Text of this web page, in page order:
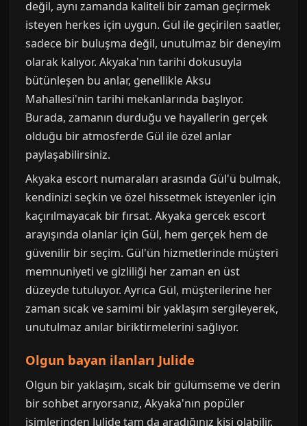
değil, aynı zamanda kaliteli bir zaman geçirmek
isteyen herkes için uygun. Gül ile geçirilen saatler,
sadece bir buluşma değil, unutulmaz bir deneyim
olarak kalıyor. Akyaka'nın tarihi dokusuyla
bütünleşen bu anlar, genellikle Aksu
Mahallesi'nin tarihi mekanlarında başlıyor.
Burada, zamanın durduğu ve hayallerin gerçek
olduğu bir atmosferde Gül ile özel anlar
paylaşabilirsiniz.
Akyaka escort numaraları arasında Gül'ü bulmak,
kendinizi seçkin ve özel hissetmek isteyenler için
kaçırılmayacak bir fırsat. Akyaka gercek escort
arayışında olanlar için Gül, hem gerçek hem de
güvenilir bir seçim. Gül'ün hizmetlerinde müşteri
memnuniyeti ve gizliliği her zaman en üst
düzeyde tutuluyor. Ayrıca Gül, müşterilerine her
zaman sıcak ve samimi bir yaklaşım sergileyerek,
unutulmaz anılar biriktirmelerini sağlıyor.
Olgun bayan ilanları Julide
Olgun bir yaklaşım, sıcak bir gülümseme ve derin
bir sohbet arıyorsanız, Akyaka'nın popüler
isimlerinden Julide tam da aradığınız kişi olabilir.